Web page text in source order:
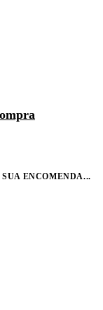
ENCOMENDA...